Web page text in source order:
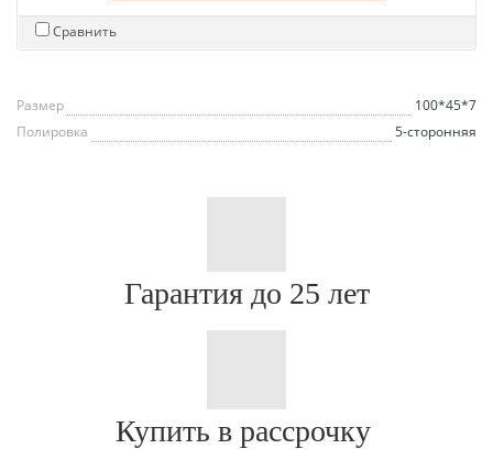
Сравнить
Размер
100*45*7
Полировка
5-сторонняя
Гарантия до 25 лет
Купить в рассрочку